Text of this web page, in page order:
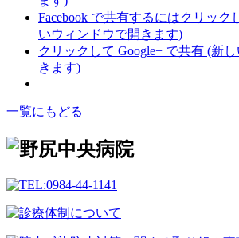
Facebook で共有するにはクリック
いウィンドウで開きます)
クリックして Google+ で共有 (新
きます)
一覧にもどる